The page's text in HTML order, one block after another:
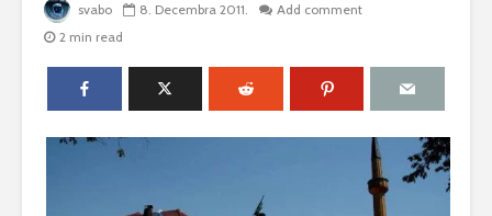
svabo 8. Decembra 2011.
Add comment
2 min read